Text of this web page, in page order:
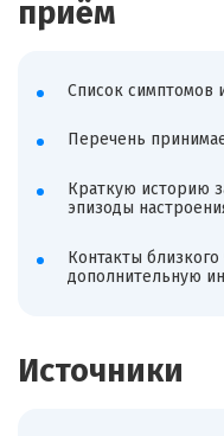
приём
Список симптомов
Перечень
Краткую историю
эпизоды
Контакты
дополнительную
Источники